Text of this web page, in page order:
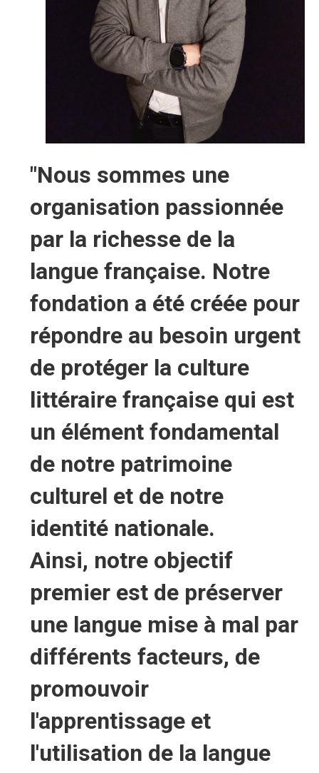
"Nous sommes une
organisation passionnée
par la richesse de la
langue française. Notre
fondation a été créée pour
répondre au besoin urgent
de protéger la culture
littéraire française qui est
un élément fondamental
de notre patrimoine
culturel et de notre
identité nationale.
Ainsi, notre objectif
premier est de préserver
une langue mise à mal par
différents facteurs, de
promouvoir
l'apprentissage et
l'utilisation de la langue